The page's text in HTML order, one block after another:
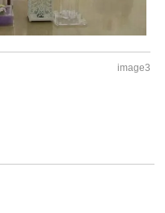
image3